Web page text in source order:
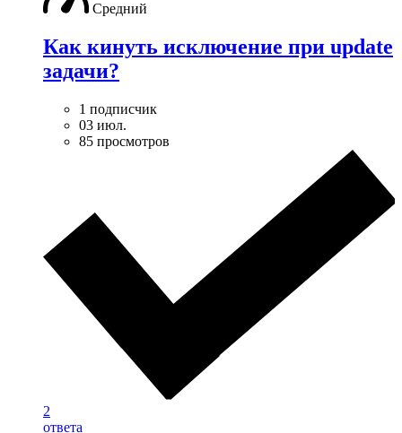
Средний
Как кинуть исключение при update
задачи?
1 подписчик
03 июл.
85 просмотров
2
ответа